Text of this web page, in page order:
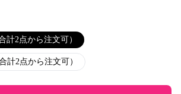
計2点から注文可）
計2点から注文可）